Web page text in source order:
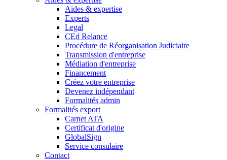
Aides & expertise
Experts
Legal
CEd Relance
Procédure de Réorganisation Judiciaire
Transmission d'entreprise
Médiation d'entreprise
Financement
Créez votre entreprise
Devenez indépendant
Formalités admin
Formalités export
Carnet ATA
Certificat d'origine
GlobalSign
Service consulaire
Contact